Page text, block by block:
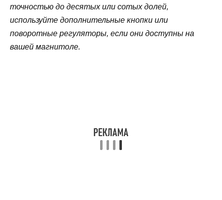
точностью до десятых или сотых долей,
используйте дополнительные кнопки или
поворотные регуляторы, если они доступны на
вашей магнитоле.